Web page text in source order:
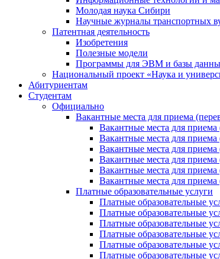
Молодая наука Сибири
Научные журналы транспортных
Патентная деятельность
Изобретения
Полезные модели
Программы для ЭВМ и базы
Национальный проект «Наука и
Абитуриентам
Студентам
Официально
Вакантные места для приема
Вакантные места для
Вакантные места для
Вакантные места для
Вакантные места для
Вакантные места для
Вакантные места для
Платные образовательные услуги
Платные
Платные образовательные
Платные образовательные
Платные образовательные
Платные
Платные образовательные